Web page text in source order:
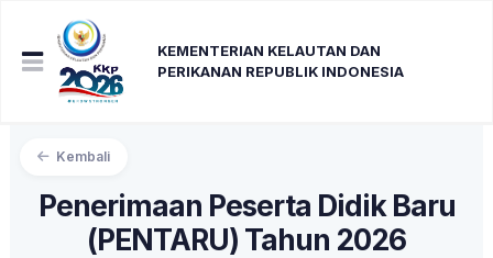
KEMENTERIAN KELAUTAN DAN
PERIKANAN REPUBLIK INDONESIA
Kembali
Penerimaan Peserta Didik Baru
(PENTARU) Tahun 2026